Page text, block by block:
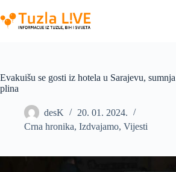
to
content
Evakuišu se gosti iz hotela u Sarajevu,
plina
desK
20. 01. 2024.
Crna hronika, Izdvajamo, Vijesti